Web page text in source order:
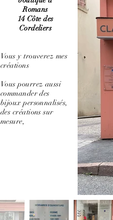
Romans
14 Côte des
Cordeliers
Vous y trouverez mes
créations
Vous pourrez aussi
commander des
bijoux personnalisés,
des créations sur
mesure,